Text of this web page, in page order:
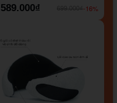
589.000₫
-16%